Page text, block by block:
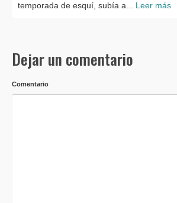
temporada de esquí, subía a... Leer más
Dejar un comentario
Comentario